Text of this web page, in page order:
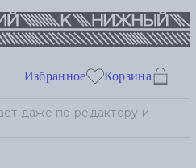
Избранное Корзина